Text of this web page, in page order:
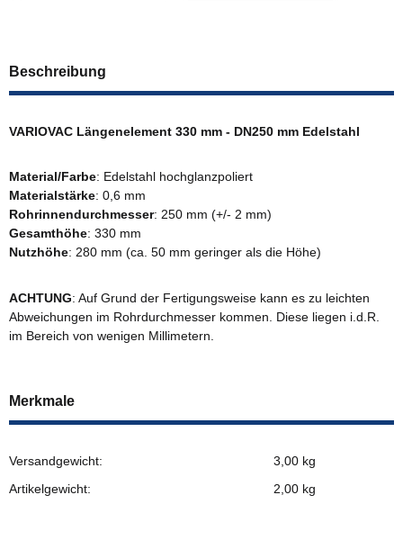
Beschreibung
VARIOVAC Längenelement 330 mm - DN250 mm Edelstahl
Material/Farbe: Edelstahl hochglanzpoliert
Materialstärke: 0,6 mm
Rohrinnendurchmesser: 250 mm (+/- 2 mm)
Gesamthöhe: 330 mm
Nutzhöhe: 280 mm (ca. 50 mm geringer als die Höhe)
ACHTUNG: Auf Grund der Fertigungsweise kann es zu leichten
Abweichungen im Rohrdurchmesser kommen. Diese liegen i.d.R.
im Bereich von wenigen Millimetern.
Merkmale
Versandgewicht:
3,00 kg
Artikelgewicht:
2,00 kg